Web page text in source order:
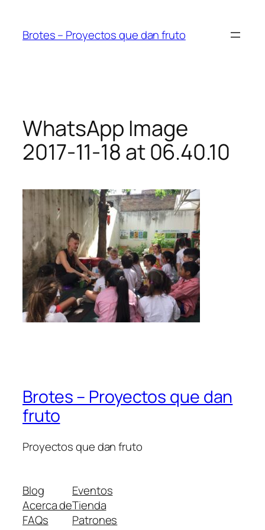
contenido
Brotes – Proyectos que dan fruto
WhatsApp Image
2017-11-18 at 06.40.10
Brotes – Proyectos que dan
fruto
Proyectos que dan fruto
Blog
Acerca de
FAQs
Eventos
Tienda
Patrones